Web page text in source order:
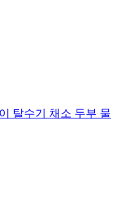
탈수기 채소 두부 물